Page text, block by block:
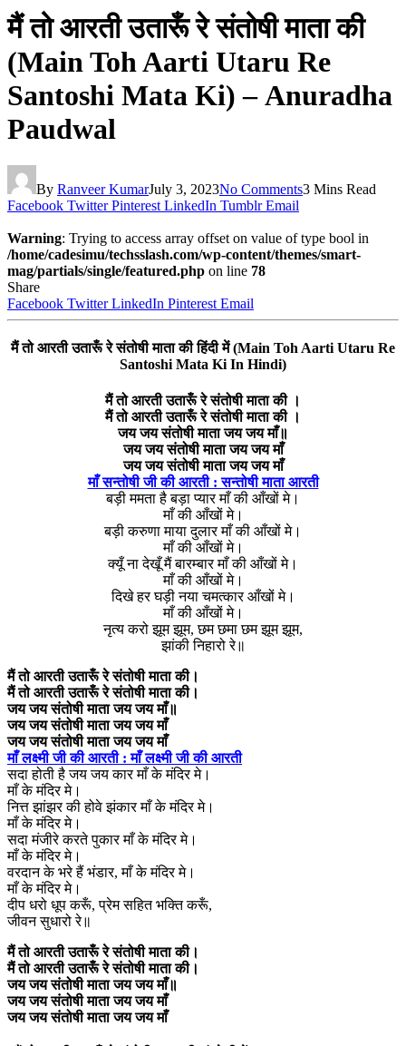
मैं तो आरती उतारूँ रे संतोषी माता की
(Main Toh Aarti Utaru Re
Santoshi Mata Ki) – Anuradha
Paudwal
By Ranveer KumarJuly 3, 2023No Comments3 Mins Read
Facebook Twitter Pinterest LinkedIn Tumblr Email
Warning: Trying to access array offset on value of type bool in
/home/cadesimu/techsslash.com/wp-content/themes/smart-
mag/partials/single/featured.php on line 78
Share
Facebook Twitter LinkedIn Pinterest Email
मैं तो आरती उतारूँ रे संतोषी माता की हिंदी में (Main Toh Aarti Utaru Re
Santoshi Mata Ki In Hindi)
मैं तो आरती उतारूँ रे संतोषी माता की ।
मैं तो आरती उतारूँ रे संतोषी माता की ।
जय जय संतोषी माता जय जय माँ॥
जय जय संतोषी माता जय जय माँ
जय जय संतोषी माता जय जय माँ
माँ सन्तोषी जी की आरती : सन्तोषी माता आरती
बड़ी ममता है बड़ा प्यार माँ की आँखों मे।
माँ की आँखों मे।
बड़ी करुणा माया दुलार माँ की आँखों मे।
माँ की आँखों मे।
क्यूँ ना देखूँ मैं बारम्बार माँ की आँखों मे।
माँ की आँखों मे।
दिखे हर घड़ी नया चमत्कार आँखों मे।
माँ की आँखों मे।
नृत्य करो झूम झूम, छम छमा छम झूम झूम,
झांकी निहारो रे॥
मैं तो आरती उतारूँ रे संतोषी माता की।
मैं तो आरती उतारूँ रे संतोषी माता की।
जय जय संतोषी माता जय जय माँ॥
जय जय संतोषी माता जय जय माँ
जय जय संतोषी माता जय जय माँ
माँ लक्ष्मी जी की आरती : माँ लक्ष्मी जी की आरती
सदा होती है जय जय कार माँ के मंदिर मे।
माँ के मंदिर मे।
नित्त झांझर की होवे झंकार माँ के मंदिर मे।
माँ के मंदिर मे।
सदा मंजीरे करते पुकार माँ के मंदिर मे।
माँ के मंदिर मे।
वरदान के भरे हैं भंडार, माँ के मंदिर मे।
माँ के मंदिर मे।
दीप धरो धूप करूँ, प्रेम सहित भक्ति करूँ,
जीवन सुधारो रे॥
मैं तो आरती उतारूँ रे संतोषी माता की।
मैं तो आरती उतारूँ रे संतोषी माता की।
जय जय संतोषी माता जय जय माँ॥
जय जय संतोषी माता जय जय माँ
जय जय संतोषी माता जय जय माँ